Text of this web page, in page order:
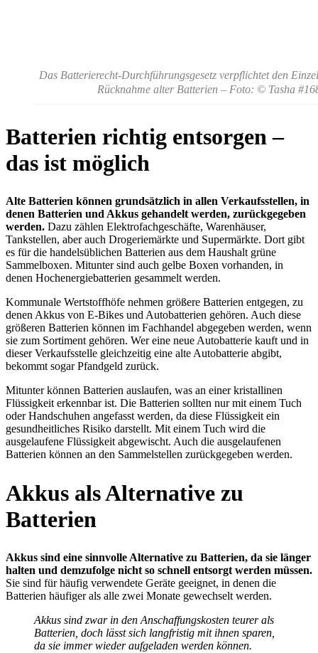
Das Batterierecht-Durchführungsgesetz verpflichtet den
Rücknahme alter Batterien – Foto: © Tasha
Batterien richtig entsorgen –
das ist möglich
Alte Batterien können grundsätzlich in allen Verkaufsstellen, in
denen Batterien und Akkus gehandelt werden, zurückgegeben
werden. Dazu zählen Elektrofachgeschäfte, Warenhäuser,
Tankstellen, aber auch Drogeriemärkte und Supermärkte. Dort gibt
es für die handelsüblichen Batterien aus dem Haushalt grüne
Sammelboxen. Mitunter sind auch gelbe Boxen vorhanden, in
denen Hochenergiebatterien gesammelt werden.
Kommunale Wertstoffhöfe nehmen größere Batterien entgegen, zu
denen Akkus von E-Bikes und Autobatterien gehören. Auch diese
größeren Batterien können im Fachhandel abgegeben werden, wenn
sie zum Sortiment gehören. Wer eine neue Autobatterie kauft und in
dieser Verkaufsstelle gleichzeitig eine alte Autobatterie abgibt,
bekommt sogar Pfandgeld zurück.
Mitunter können Batterien auslaufen, was an einer kristallinen
Flüssigkeit erkennbar ist. Die Batterien sollten nur mit einem Tuch
oder Handschuhen angefasst werden, da diese Flüssigkeit ein
gesundheitliches Risiko darstellt. Mit einem Tuch wird die
ausgelaufene Flüssigkeit abgewischt. Auch die ausgelaufenen
Batterien können an den Sammelstellen zurückgegeben werden.
Akkus als Alternative zu
Batterien
Akkus sind eine sinnvolle Alternative zu Batterien, da sie länger
halten und demzufolge nicht so schnell entsorgt werden müssen.
Sie sind für häufig verwendete Geräte geeignet, in denen die
Batterien häufiger als alle zwei Monate gewechselt werden.
Akkus sind zwar in den Anschaffungskosten teurer als
Batterien, doch lässt sich langfristig mit ihnen sparen,
da sie immer wieder aufgeladen werden können.